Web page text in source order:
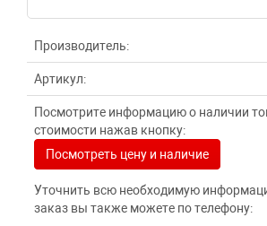
Производитель:
Артикул:
Посмотрите информацию о наличии
стоимости нажав кнопку:
Посмотреть цену и наличие
Уточнить всю необходимую
заказ вы также можете по телефону: